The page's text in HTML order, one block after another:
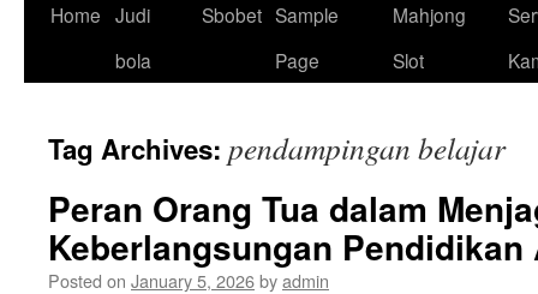
Home Judi
bola
Sbobet Sample
Page
Mahjong
Slot
Tag Archives: pendampingan belajar
Peran Orang Tua dalam
Keberlangsungan Pendidikan
Posted on January 5, 2026byadmin